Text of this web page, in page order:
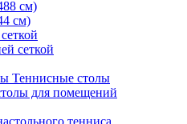
см)
см)
сеткой
Теннисные столы
для помещений
тенниса